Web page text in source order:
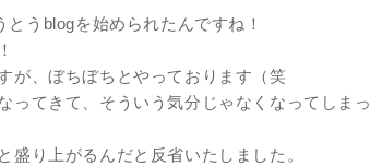
うblogを始められたんですね！
が、ぼちぼちとやっております（笑
ってきて、そういう気分じゃなくなってしまっ
盛り上がるんだと反省いたしました。